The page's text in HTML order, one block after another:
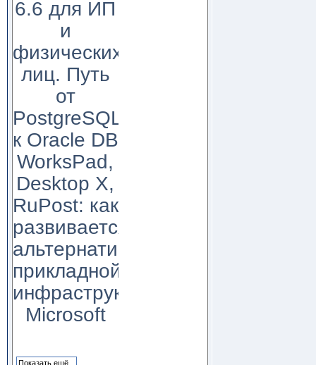
6.6 для ИП
и
физических
лиц. Путь
от
PostgreSQL
к Oracle DB
WorksPad,
Desktop X,
RuPost: как
развивается
альтернатива
прикладной
инфраструктуре
Microsoft